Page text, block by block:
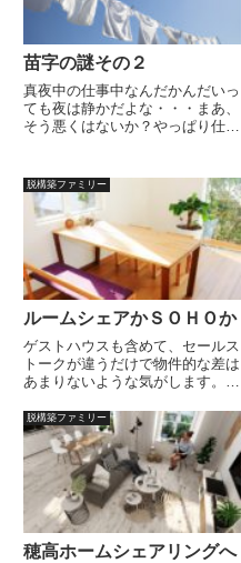
苗字の謎その２
真夜中の仕事中なんだかんだいっ
ても夜は静かだよな・・・まあ、
そう悪くはないか？やっぱり仕事
な～。とかとかガキ共が係わって
くるのは計 算外だったけど、と
かもどちらかといえばまだ見切...
脱構築ファミリー
ルームシェアかＳＯＨＯか
ゲストハウスも含めて、セールス
トークが違うだけで物件的な差は
あまりないような気がします。
い薄いゲストハウス＝とりあえず
住む、近所づきあい薄いルームシ
ェア＝とりあえず住む、近所づき
あい濃いみたいな分類でしょう
か...
脱構築ファミリー
穂高ホームシェアリングへ